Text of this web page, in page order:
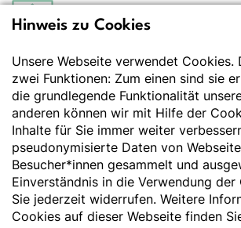
Deutsche Gesellschaft
Der Wissenschaft verpflichtet - Ihre Partnerin für
Essen und Trinken
Deutsche Gesellschaft für
Godesberger Allee 136
53175 Bonn
Tel:+49 228 3776-600
Fax:+49 228 3776-800
Hinweis zu Cookies
Unsere Webseite verwendet Cookies.
zwei Funktionen: Zum einen sind sie
die grundlegende Funktionalität
anderen können wir mit Hilfe der
Inhalte für Sie immer weiter
pseudonymisierte Daten von
Besucher*innen gesammelt und
Einverständnis in die Verwendung
Sie jederzeit widerrufen. Weitere
Cookies auf dieser Webseite finden